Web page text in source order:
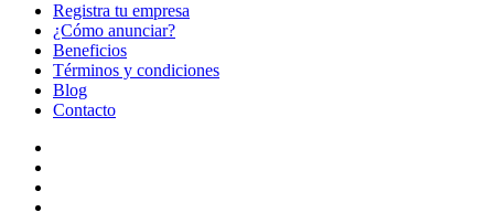
Registra tu empresa
¿Cómo anunciar?
Beneficios
Términos y condiciones
Blog
Contacto